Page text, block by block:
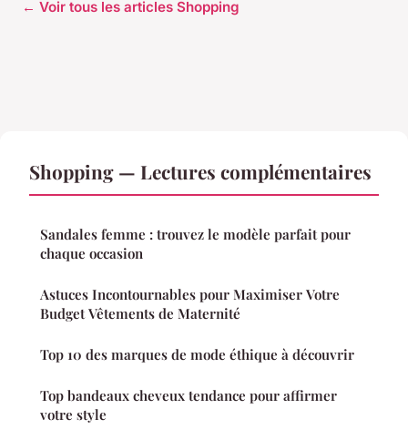
← Voir tous les articles Shopping
Shopping — Lectures complémentaires
Sandales femme : trouvez le modèle parfait pour
chaque occasion
Astuces Incontournables pour Maximiser Votre
Budget Vêtements de Maternité
Top 10 des marques de mode éthique à découvrir
Top bandeaux cheveux tendance pour affirmer
votre style